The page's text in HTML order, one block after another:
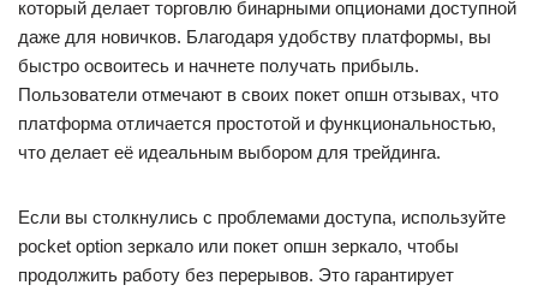
который делает торговлю бинарными опционами доступной
даже для новичков. Благодаря удобству платформы, вы
быстро освоитесь и начнете получать прибыль.
Пользователи отмечают в своих покет опшн отзывах, что
платформа отличается простотой и функциональностью,
что делает её идеальным выбором для трейдинга.
Если вы столкнулись с проблемами доступа, используйте
pocket option зеркало или покет опшн зеркало, чтобы
продолжить работу без перерывов. Это гарантирует